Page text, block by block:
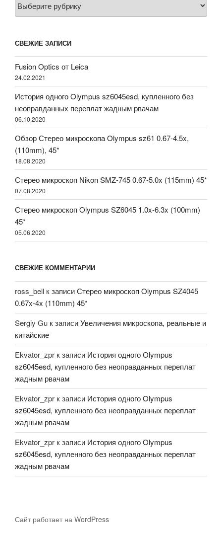
СВЕЖИЕ ЗАПИСИ
Fusion Optics от Leica
24.02.2021
История одного Olympus sz6045esd, купленного без
неоправданных переплат жадным рвачам
06.10.2020
Обзор Стерео микроскопа Olympus sz61 0.67-4.5x,
(110mm), 45*
18.08.2020
Стерео микроскоп Nikon SMZ-745 0.67-5.0x (115mm) 45*
07.08.2020
Стерео микроскоп Olympus SZ6045 1.0x-6.3x (100mm)
45*
05.06.2020
СВЕЖИЕ КОММЕНТАРИИ
ross_bell к записиСтерео микроскоп Olympus SZ4045
0.67x-4x (110mm) 45*
Sergiy Gu к записиУвеличения микроскопа, реальные и
китайские
Ekvator_zpr к записи История одного Olympus
sz6045esd, купленного без неоправданных переплат
жадным рвачам
Ekvator_zpr к записи История одного Olympus
sz6045esd, купленного без неоправданных переплат
жадным рвачам
Ekvator_zpr к записи История одного Olympus
sz6045esd, купленного без неоправданных переплат
жадным рвачам
Сайт работает на WordPress